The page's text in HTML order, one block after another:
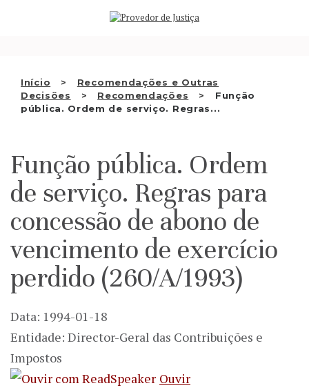
Início
Recomendações e Outras
Decisões
Recomendações
Função
pública. Ordem de serviço. Regras...
QUEM SOMOS
RECOMENDAÇÕES E OUTRAS
DECISÕES
APRESENTAR QUEIXA
PT
Função pública. Ordem
de serviço. Regras para
concessão de abono de
vencimento de exercício
perdido (260/A/1993)
Data: 1994-01-18
Entidade: Director-Geral das Contribuições e
Impostos
Ouvir